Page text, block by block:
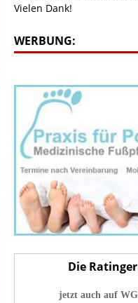
Vielen Dank!
WERBUNG:
Die
jetzt auch auf